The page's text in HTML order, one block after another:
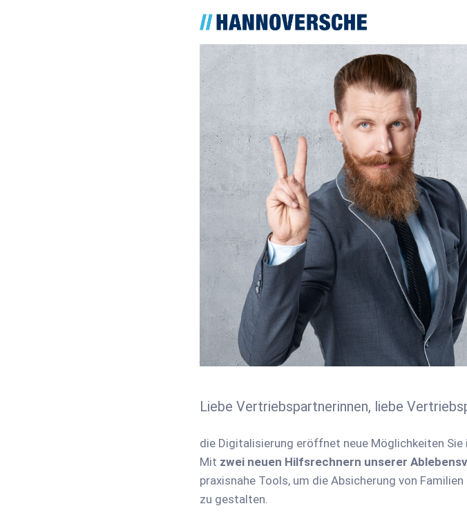
Liebe Vertriebspartnerinnen, liebe
die Digitalisierung eröffnet neue Möglichkeiten
Mit zwei neuen Hilfsrechnern unserer
praxisnahe Tools, um die Absicherung von
zu gestalten.